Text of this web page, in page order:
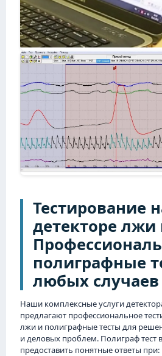
Тестирование
детекторе
полиграфные
любых случаев
Наши комплексные услуги
предлагают профессиональное
лжи и полиграфные тесты для
и деловых проблем. Полиграф тест
предоставить понятные ответы при: